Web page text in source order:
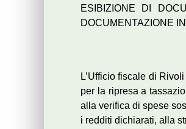
ESIBIZIONE DI
DOCUMENTAZIONE
L’Ufficio fiscale di
per la ripresa a
alla verifica di spese
i redditi dichiarati, alla